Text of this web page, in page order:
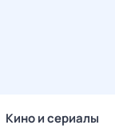
Кино и сериалы